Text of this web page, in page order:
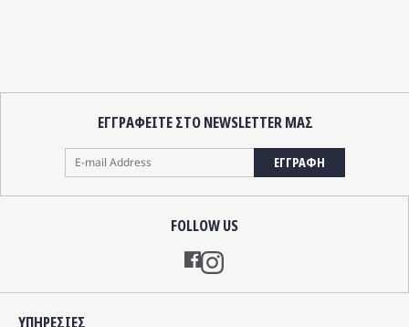
FOLLOW US
Instagram
ΕΓΓΡΑΦΕΙΤΕ ΣΤΟ NEWSLETTER ΜΑΣ
ΕΓΓΡΑΦΗ
ΥΠΗΡΕΣIΕΣ